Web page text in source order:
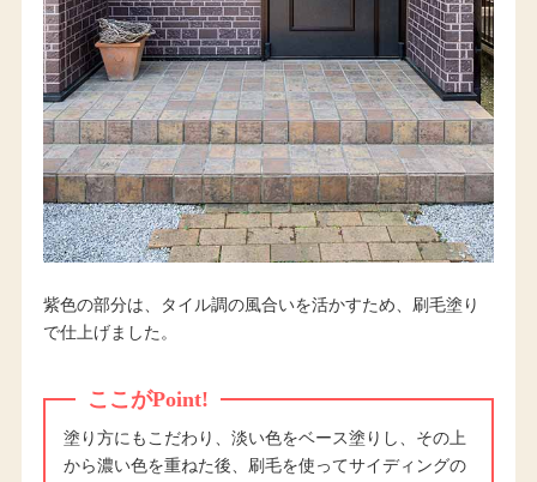
紫色の部分は、タイル調の風合いを活かすため、刷毛塗り
で仕上げました。
ここがPoint!
塗り方にもこだわり、淡い色をベース塗りし、その上
から濃い色を重ねた後、刷毛を使ってサイディングの